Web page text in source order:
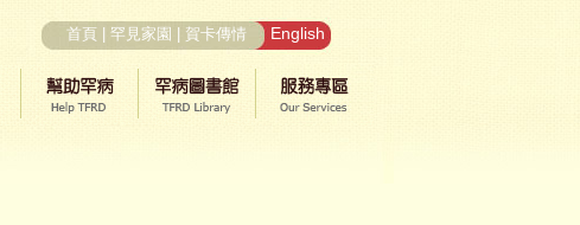
首頁 罕見家園 賀卡傳情 English